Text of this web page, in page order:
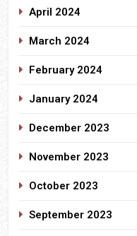
April 2024
March 2024
February 2024
January 2024
December 2023
November 2023
October 2023
September 2023